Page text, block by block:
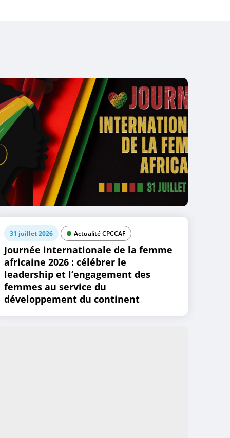
31 juillet 2026 Actualité CPCCAF
Journée internationale de la femme
africaine 2026 : célébrer le
leadership et l’engagement des
femmes au service du
développement du continent